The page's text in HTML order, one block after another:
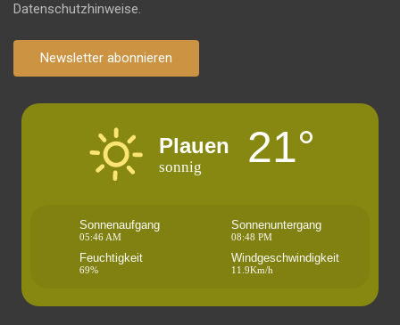
Datenschutzhinweise.
Newsletter abonnieren
Plauen
sonnig 21°
Sonnenaufgang
05:46 AM
Sonnenuntergang
08:48 PM
Feuchtigkeit
69%
Windgeschwindigkeit
11.9Km/h